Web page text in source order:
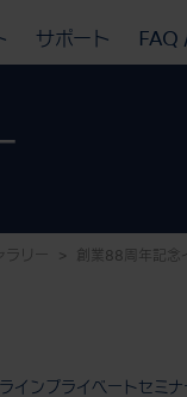
サポート FAQ
ラリー 創業88周年記念
インプライベートセミナ